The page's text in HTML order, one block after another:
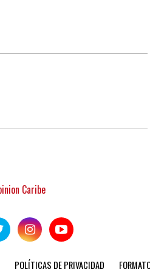
POLÍTICAS DE PRIVACIDAD